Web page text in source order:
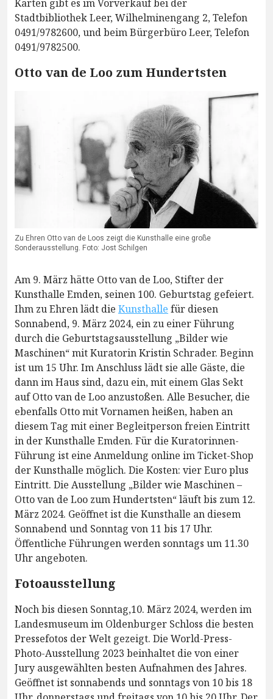
Karten gibt es im Vorverkauf bei der
Stadtbibliothek Leer, Wilhelminengang 2, Telefon
0491/9782600, und beim Bürgerbüro Leer, Telefon
0491/9782500.
Otto van de Loo zum Hundertsten
Zu Ehren Otto van de Loos zeigt die Kunsthalle eine große
Sonderausstellung. Foto: Jost Schilgen
Am 9. März hätte Otto van de Loo, Stifter der
Kunsthalle Emden, seinen 100. Geburtstag gefeiert.
Ihm zu Ehren lädt die Kunsthalle für diesen
Sonnabend, 9. März 2024, ein zu einer Führung
durch die Geburtstagsausstellung „Bilder wie
Maschinen“ mit Kuratorin Kristin Schrader. Beginn
ist um 15 Uhr. Im Anschluss lädt sie alle Gäste, die
dann im Haus sind, dazu ein, mit einem Glas Sekt
auf Otto van de Loo anzustoßen. Alle Besucher, die
ebenfalls Otto mit Vornamen heißen, haben an
diesem Tag mit einer Begleitperson freien Eintritt
in der Kunsthalle Emden. Für die Kuratorinnen-
Führung ist eine Anmeldung online im Ticket-Shop
der Kunsthalle möglich. Die Kosten: vier Euro plus
Eintritt. Die Ausstellung „Bilder wie Maschinen –
Otto van de Loo zum Hundertsten“ läuft bis zum 12.
März 2024. Geöffnet ist die Kunsthalle an diesem
Sonnabend und Sonntag von 11 bis 17 Uhr.
Öffentliche Führungen werden sonntags um 11.30
Uhr angeboten.
Fotoausstellung
Noch bis diesen Sonntag,10. März 2024, werden im
Landesmuseum im Oldenburger Schloss die besten
Pressefotos der Welt gezeigt. Die World-Press-
Photo-Ausstellung 2023 beinhaltet die von einer
Jury ausgewählten besten Aufnahmen des Jahres.
Geöffnet ist sonnabends und sonntags von 10 bis 18